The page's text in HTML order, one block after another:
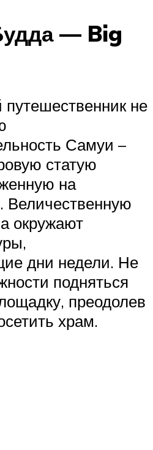
— Big
не
Самуи –
статую
на
Величественную
окружают
дни недели. Не
подняться
преодолев
храм.